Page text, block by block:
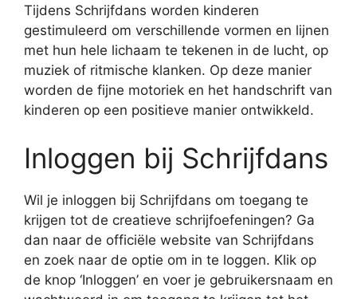
Tijdens Schrijfdans worden kinderen
gestimuleerd om verschillende vormen en lijnen
met hun hele lichaam te tekenen in de lucht, op
muziek of ritmische klanken. Op deze manier
worden de fijne motoriek en het handschrift van
kinderen op een positieve manier ontwikkeld.
Inloggen bij Schrijfdans
Wil je inloggen bij Schrijfdans om toegang te
krijgen tot de creatieve schrijfoefeningen? Ga
dan naar de officiële website van Schrijfdans
en zoek naar de optie om in te loggen. Klik op
de knop ‘Inloggen’ en voer je gebruikersnaam en